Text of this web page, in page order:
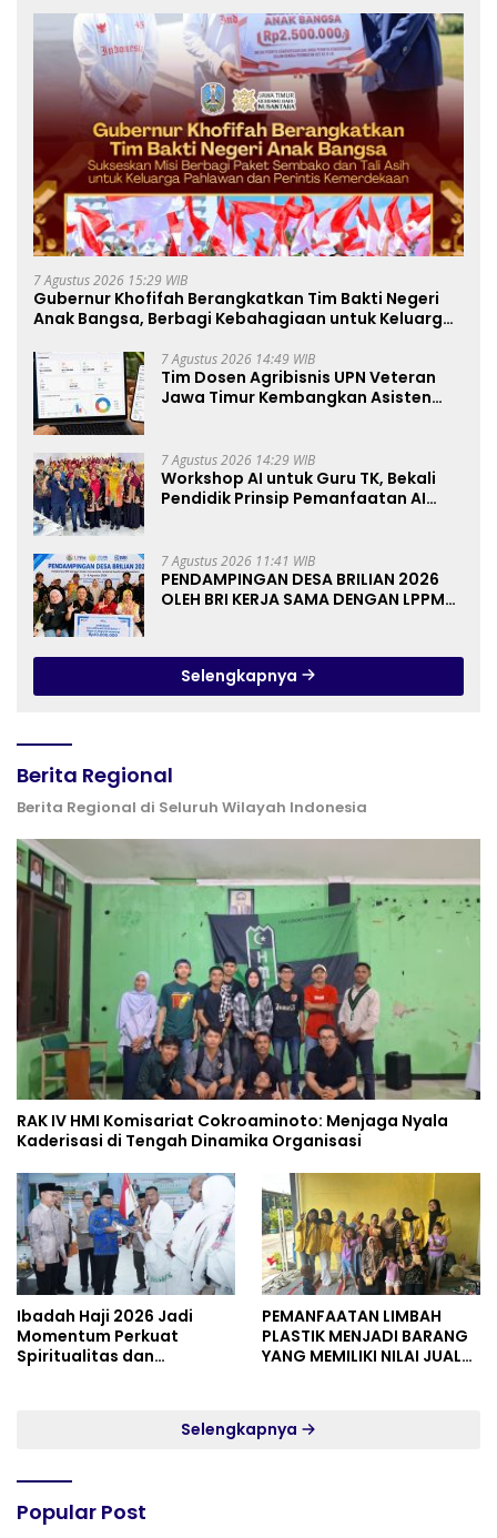
7 Agustus 2026 15:29 WIB
Gubernur Khofifah Berangkatkan Tim Bakti Negeri
Anak Bangsa, Berbagi Kebahagiaan untuk Keluarga
7 Agustus 2026 14:49 WIB
Tim Dosen Agribisnis UPN Veteran
Jawa Timur Kembangkan Asisten
7 Agustus 2026 14:29 WIB
Workshop AI untuk Guru TK, Bekali
Pendidik Prinsip Pemanfaatan AI
7 Agustus 2026 11:41 WIB
PENDAMPINGAN DESA BRILIAN 2026
OLEH BRI KERJA SAMA DENGAN LPPM
Selengkapnya
Berita Regional
Berita Regional di Seluruh Wilayah Indonesia
RAK IV HMI Komisariat Cokroaminoto: Menjaga Nyala
Kaderisasi di Tengah Dinamika Organisasi
Ibadah Haji 2026 Jadi
Momentum Perkuat
Spiritualitas dan
PEMANFAATAN LIMBAH
PLASTIK MENJADI BARANG
YANG MEMILIKI NILAI JUAL
Selengkapnya
Popular Post